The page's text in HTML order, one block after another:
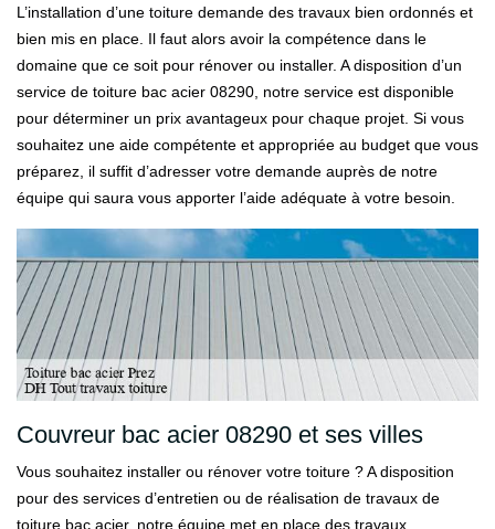
L’installation d’une toiture demande des travaux bien ordonnés et
bien mis en place. Il faut alors avoir la compétence dans le
domaine que ce soit pour rénover ou installer. A disposition d’un
service de toiture bac acier 08290, notre service est disponible
pour déterminer un prix avantageux pour chaque projet. Si vous
souhaitez une aide compétente et appropriée au budget que vous
préparez, il suffit d’adresser votre demande auprès de notre
équipe qui saura vous apporter l’aide adéquate à votre besoin.
Couvreur bac acier 08290 et ses villes
Vous souhaitez installer ou rénover votre toiture ? A disposition
pour des services d’entretien ou de réalisation de travaux de
toiture bac acier, notre équipe met en place des travaux